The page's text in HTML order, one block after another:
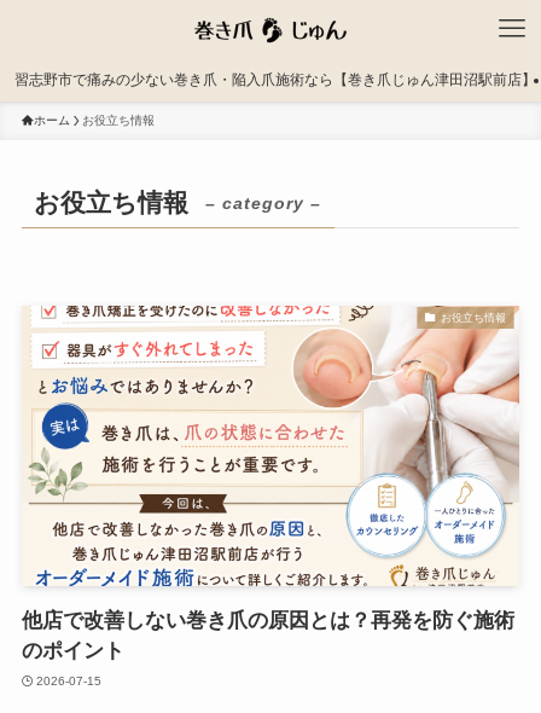
習志野市で痛みの少ない巻き爪・陥入爪施術なら【巻き爪じゅん津田沼駅前店】
ホーム お役立ち情報
お役立ち情報 – category –
お役立ち情報
他店で改善しない巻き爪の原因とは？再発を防ぐ施術
のポイント
2026-07-15